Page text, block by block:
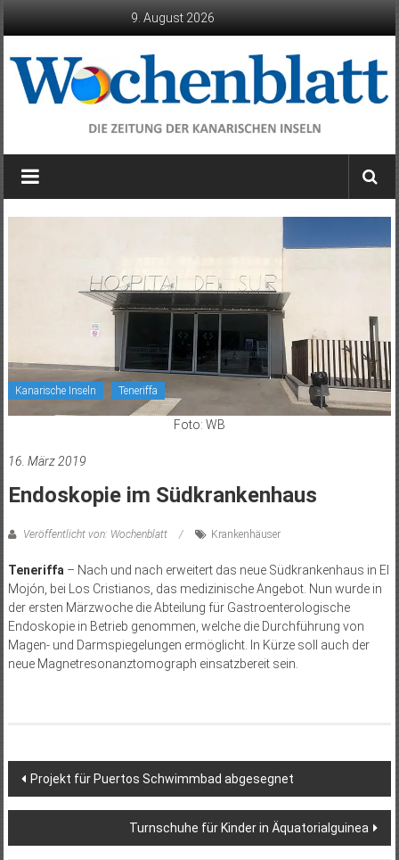
9. August 2026
Wochenblatt
die
Kanarische Inseln Teneriffa
Foto: WB
16. März 2019
Endoskopie im Südkrankenhaus
Veröffentlicht von: Wochenblatt Krankenhäuser
Teneriffa– Nach und nach erweitert das neue Südkrankenhaus in El
Mojón, bei Los Cristianos, das medizinische Angebot. Nun wurde in
der ersten Märzwoche die Abteilung für Gastroenterologische
Endoskopie in Betrieb genommen, welche die Durchführung von
Magen- und Darmspiegelungen ermöglicht. In Kürze soll auch der
neue Magnetresonanztomograph einsatzbereit sein.
Beitragsnavigation
Projekt für Puertos Schwimmbad abgesegnet
Turnschuhe für Kinder in Äquatorialguinea